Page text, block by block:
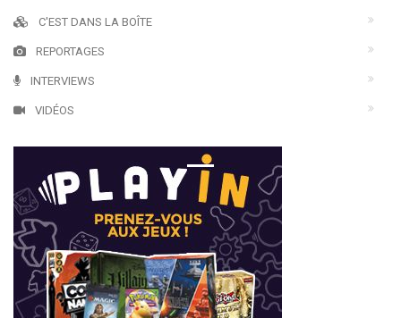
C'EST DANS LA BOÎTE
REPORTAGES
INTERVIEWS
VIDÉOS